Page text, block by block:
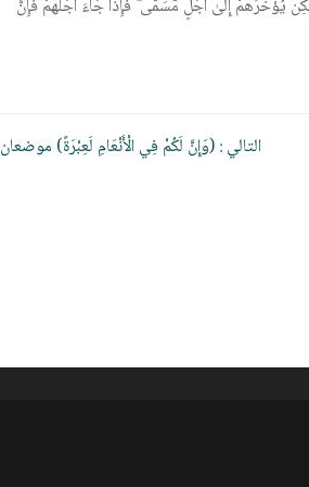
يُؤَخِّرُهُمْ إِلَىٰ أَجَلٍ مُّسَمًّى ۖ فَإِذَا جَاءَ أَجَلُهُمْ فَإِنَّ
التالي :(وَإِنَّ لَكُمْ فِي الْأَنْعَامِ لَعِبْرَةً) موضعان